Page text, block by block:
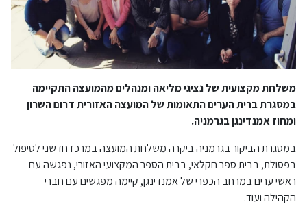
משלחת מקצועית של נציגי מליאה ומנהלים מהמועצה התקיימה
במסגרת ברית הערים התאומות של המועצה האזורית דרום השרון
ומחוז אמנדינגן בגרמניה.
במסגרת הביקור בגרמניה ביקרה משלחת המועצה במרכז חדשני לטיפול
בפסולת, בבית ספר חקלאי, בבית הספר המקצועי האזורי, נפגשה עם
ראשי ערים במרחב הכפרי של אמנדינגן, קיימה מפגשים עם חברי
הקהילה ועוד.